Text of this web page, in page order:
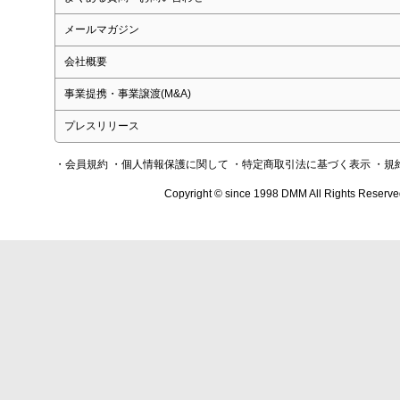
メールマガジン
会社概要
事業提携・事業譲渡(M&A)
プレスリリース
・会員規約 ・個人情報保護に関して ・特定商取引法に基づく表示 ・規
Copyright © since 1998 DMM All Rights